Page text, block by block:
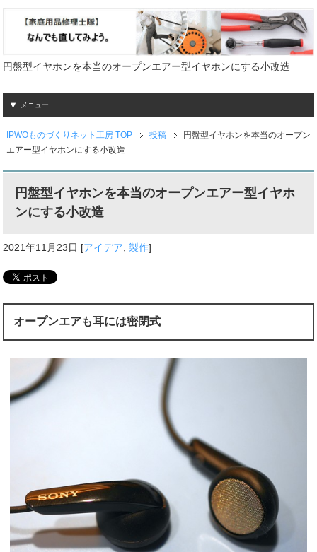
円盤型イヤホンを本当のオープンエアー型イヤホンにする小改造
メニュー
IPWOものづくりネット工房 TOP 投稿
円盤型イヤホンを本当のオープン
エアー型イヤホンにする小改造
円盤型イヤホンを本当のオープンエアー型イヤホ
ンにする小改造
2021年11月23日 [アイデア ,製作]
オープンエアも耳には密閉式